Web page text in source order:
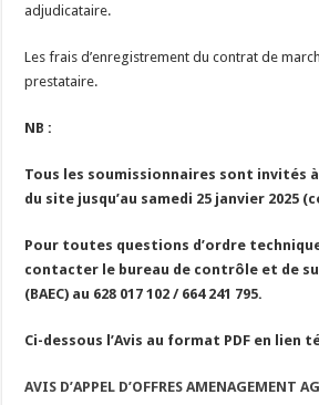
adjudicataire.
Les frais d’enregistrement du contrat de
prestataire.
NB :
Tous les soumissionnaires sont invités
du site jusqu’au samedi 25 janvier 2025
Pour toutes questions d’ordre
contacter le bureau de contrôle et de
(BAEC) au 628 017 102 / 664 241 795.
Ci-dessous l’Avis au format PDF en lien
AVIS D’APPEL D’OFFRES AMENAGEMENT